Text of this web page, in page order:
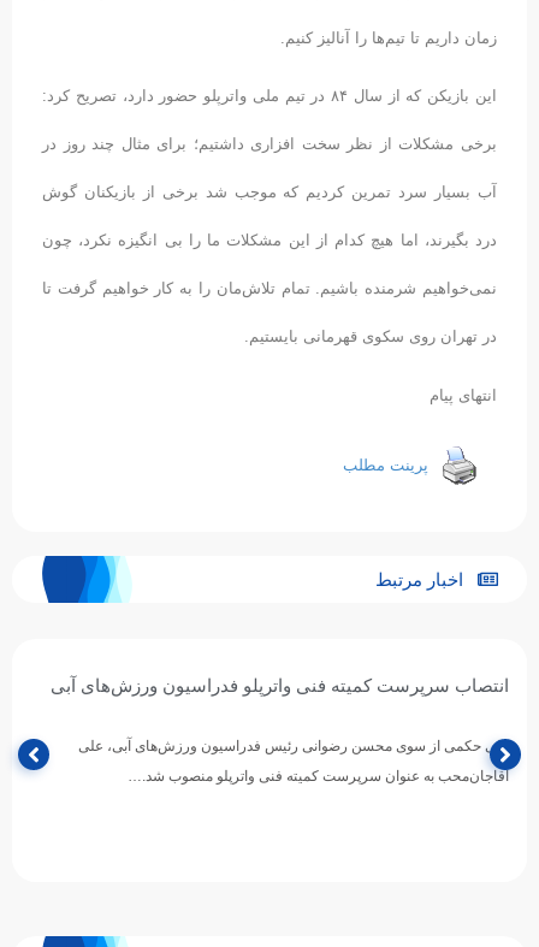
زمان داریم تا تیم‌ها را آنالیز کنیم.
این بازیکن که از سال ۸۴ در تیم ملی واترپلو حضور دارد، تصریح کرد:
برخی مشکلات از نظر سخت افزاری داشتیم؛ برای مثال چند روز در
آب بسیار سرد تمرین کردیم که موجب شد برخی از بازیکنان گوش
درد بگیرند، اما هیچ کدام از این مشکلات ما را بی انگیزه نکرد، چون
نمی‌خواهیم شرمنده باشیم. تمام تلاش‌مان را به کار خواهیم گرفت تا
در تهران روی سکوی قهرمانی بایستیم.
انتهای پیام
پرینت مطلب
اخبار مرتبط
انتصاب سرپرست کمیته فنی واترپلو فدراسیون ورزش‌های آبی
طی حکمی از سوی محسن رضوانی رئیس فدراسیون ورزش‌های آبی، علی
آقاجان‌محب به عنوان سرپرست کمیته فنی واترپلو منصوب شد.…